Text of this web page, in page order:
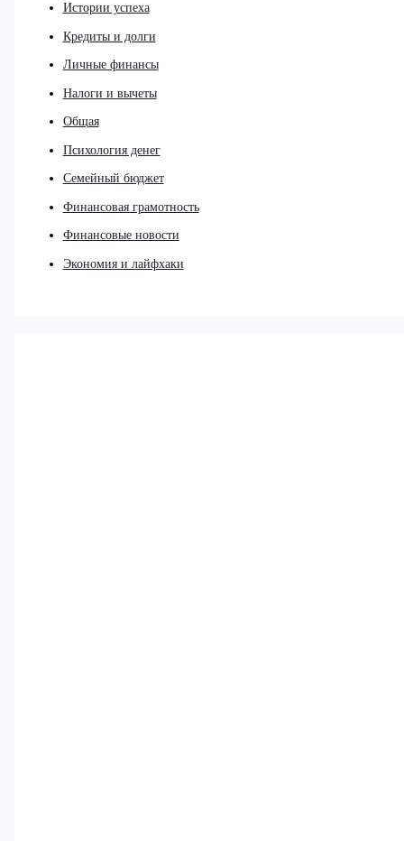
Истории успеха
Кредиты и долги
Личные финансы
Налоги и вычеты
Общая
Психология денег
Семейный бюджет
Финансовая грамотность
Финансовые новости
Экономия и лайфхаки